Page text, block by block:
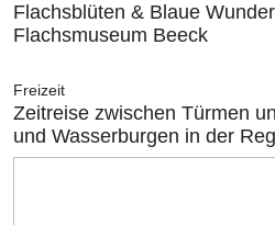
Flachsblüten & Blaue
Flachsmuseum Beeck
Freizeit
Zeitreise zwischen Türmen
und Wasserburgen in der